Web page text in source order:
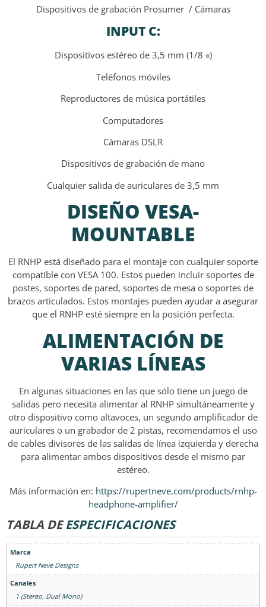
Dispositivos de grabación Prosumer / Cámaras
INPUT C:
Dispositivos estéreo de 3,5 mm (1/8 «)
Teléfonos móviles
Reproductores de música portátiles
Computadores
Cámaras DSLR
Dispositivos de grabación de mano
Cualquier salida de auriculares de 3,5 mm
DISEÑO VESA-
MOUNTABLE
El RNHP está diseñado para el montaje con cualquier soporte
compatible con VESA 100. Estos pueden incluir soportes de
postes, soportes de pared, soportes de mesa o soportes de
brazos articulados. Estos montajes pueden ayudar a asegurar
que el RNHP esté siempre en la posición perfecta.
ALIMENTACIÓN DE
VARIAS LÍNEAS
En algunas situaciones en las que sólo tiene un juego de
salidas pero necesita alimentar al RNHP simultáneamente y
otro dispositivo como altavoces, un segundo amplificador de
auriculares o un grabador de 2 pistas, recomendamos el uso
de cables divisores de las salidas de línea izquierda y derecha
para alimentar ambos dispositivos desde el mismo par
estéreo.
Más información en: https://rupertneve.com/products/rnhp-
headphone-amplifier/
TABLA DEESPECIFICACIONES
Marca
Rupert Neve Designs
Canales
1 (Stereo, Dual Mono)